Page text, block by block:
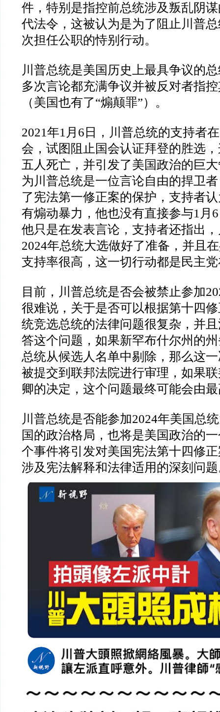
件，特别是指控前总统涉及叛乱阴
代法令，这被认为是为了阻止川普
次担任公职的恃别行动。
川普总统是美国历史上最具争议的
多次言论都充满争议并被反对者指
（美国也有了“煽颠罪”）。
2021年1 月 6 日，川普总统的支持者
会，试图阻止国会认证拜登的胜选
五人死亡，并引发了美国政治的巨
为川普总统是一位言论自由的捍卫
了宪法第一修正案的保护，支持者
有煽动暴力，他也没有直接参与1 月 6
他只是在发表言论，支持者还指出
2024年总统大选做好了准备，并且
支持率很高，这一切行动都是民主
目前，川普总统是否会被禁止参加
很难说，关于是否可以根据第十四
统竞选总统的法律问题很复杂，并
答这个问题，如果新罕布什尔州的
总统从候选人名单中剔除，那么这
被提交到联邦法院进行审理，如果
卿的决定，这个问题最终可能会由
川普总统是否能参加2024年美国总
国的政治格局，也将是美国政治的
个事件将引发对美国宪法第十四修
涉及宪法解释和法律适用的深刻问